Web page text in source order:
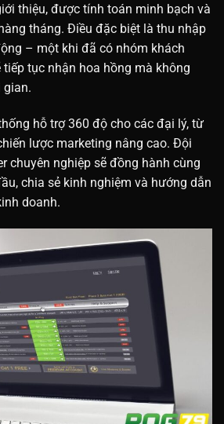
thiệu, được tính toán minh bạch và
tháng. Điều đặc biệt là thu nhập
– một khi đã có nhóm khách
tục nhận hoa hồng mà không
gian.
hỗ trợ 360 độ cho các đại lý, từ
lược marketing nâng cao. Đội
chuyên nghiệp sẽ đồng hành cùng
chia sẻ kinh nghiệm và hướng dẫn
doanh.